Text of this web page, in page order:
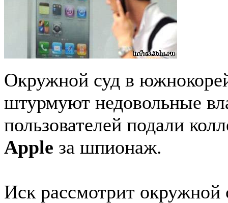
Окружной суд в
штурмуют недовольные
пользователей подали
Apple за шпионаж.
Иск рассмотрит